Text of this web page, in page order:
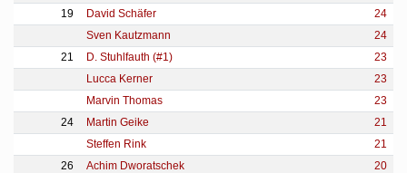
19
David Schäfer
24
Sven Kautzmann
24
21
D. Stuhlfauth (#1)
23
Lucca Kerner
23
Marvin Thomas
23
24
Martin Geike
21
Steffen Rink
21
26
Achim Dworatschek
20